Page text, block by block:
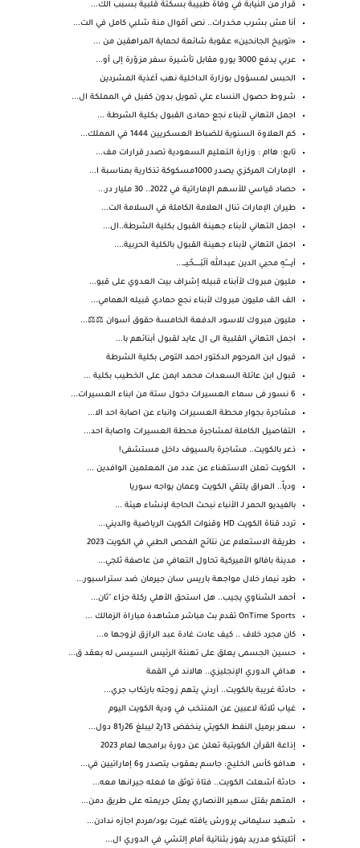
قرار من النيابة في وفاة طبيبة بسكتة قلبية بسبب الك...
أنا مش بشرب مخدرات.. نص أقوال منة شلبي كامل في الت...
«توبيخ الجانحين» عـقوبة شائعة لحماية المراهقين من ...
عربي يدفع 3000 يورو مقابل تأشيرة سفر مزوّرة إلى أو...
الحبس لمسؤول بوزارة الداخلية نهب أغذية المشردين
شروط حصول النساء علي تمويل بدون كفيل في المملكة ال...
اجمل التهاني لأبناء نجع حمادى القبول بكلية الشرطة ...
كم العلاوة السنوية للضباط العسكريين 1444 في المملك...
تابع: هاام : وزارة التعليم السعودية تصدر قرارات مف...
الإمارات المركزي يصدر 1000مسكوكة تذكارية بمناسبة ا...
حصاد قياسي للأسهم الإماراتية في 2022.. 30 مليار در...
طيران الإمارات تنال العلامة الكاملة في السلامة الت...
اجمل التهاني لأبناء جهينة القبول بكلية الشرطة..ال...
اجمل التهاني لأبناء جهينة القبول بالكلية الحربية....
أيـــــــّهِ محيي الدين عبدالله آلَبّـــــــحًيـــ...
مليون مبروك لأأبناء قبيله إشراف بيت العدوي على قبو...
الف الف مليون مبروك لأبناء نجع حمادي قبيله الهمامي...
مليون مبروك للاسود الدفعة الخامسة حقوق أسوان ⚖️⚖️...
اجمل التهاني القلبية الى ال عايد لقبول أبنائهم با...
قبول ابن المرحوم الدكتور احمد التومى بكلية الشرطة
قبول ابن عائلة السعدات محمد ايمن على الخطيب بكلية ...
6 نسور فى سماء العسيرات دخول ستة من ابناء العسيرات...
مشاجرة بجوار محطة العسيرات وانباء عن اصابة احد الا...
التفاصيل الكاملة لمشاجرة محطة العسيرات واصابة احد...
ذعر بالكويت.. مشاجرة بالسيوف داخل مستشفى!
الكويت تعلن الاستغناء عن عدد من المعلمين الوافدين ...
ودياً.. العراق يلتقي الكويت وعمان يواجه سوريا
بالفيديو الحمر لـ الأنباء نبحث الحاجة لإنشاء هيئة ...
تردد قناة الكويت HD وقنوات الكويت الرياضية والديني...
طريقة الاستعلام عن نتائج الفحص الطبي في الكويت 2023
مدينة بافالو الأميركية تحاول التعافي من عاصفة ثلجي...
طرد نيمار خلال مواجهة باريس سان جيرمان ضد ستراسبور...
أحمد الشناوي يجيب.. هل استحق الأهلي ركلة جزاء "ثان...
OnTime Sports تقدم بث مباشر مشاهدة مباراة الزمالك ...
كان مجرد خلاف .. كيف عادت غادة عبد الرازق لزوجها ه...
حسين الجسمى يعلق على تهنئة الرئيس السيسى له بعقد ق...
هدافي الدوري الإنجليزي.. هالاند في القمة
حادثة غريبة بالكويت.. أردني يتهم زوجته بارتكاب جري...
غياب ثلاثة لاعبين عن المنتخب في ودية الكويت اليوم
سعر برميل النفط الكويتي ينخفض 13ر2 ليبلغ 26ر81 دول...
إذاعة القرآن الكويتية تعلن عن دورة برامجها لعام 2023
هدافو كأس الخليج: جاسم يعقوب يتصدر و6 إماراتيين في...
حادثة أشعلت الكويت.. فتاة توثق ما فعله جيرانها معه...
المتهم بقتل سهير الأنصاري يمثل جريمته على طريق دمن...
شهید سلیمانی پرورش یافته غیرت بود/مردم اجازه ندادن...
أتليتكو مدريد يفوز بثنائية أمام إلتشي في الدوري ال...